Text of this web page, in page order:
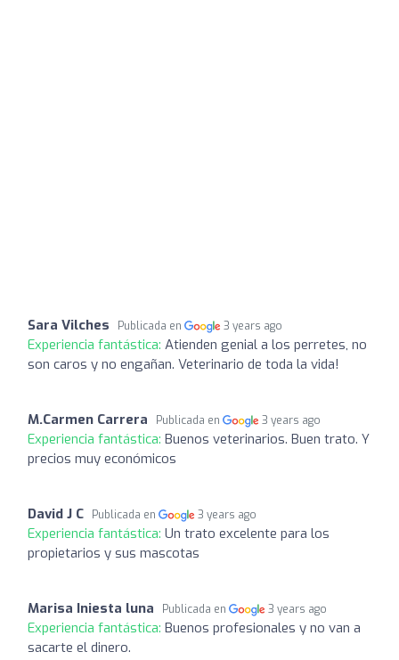
Sara Vilches Publicada en 3 years ago
Experiencia fantástica: Atienden genial a los perretes, no
son caros y no engañan. Veterinario de toda la vida!
M.Carmen Carrera Publicada en 3 years ago
Experiencia fantástica: Buenos veterinarios. Buen trato. Y
precios muy económicos
David J C Publicada en 3 years ago
Experiencia fantástica: Un trato excelente para los
propietarios y sus mascotas
Marisa Iniesta luna Publicada en 3 years ago
Experiencia fantástica: Buenos profesionales y no van a
sacarte el dinero.